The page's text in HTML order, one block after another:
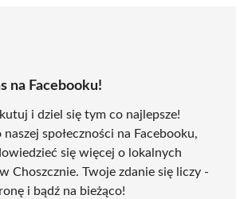
na Facebooku!
i dziel się tym co najlepsze!
naszej społeczności na Facebooku,
się więcej o lokalnych
Choszcznie. Twoje zdanie się liczy -
i bądź na bieżąco!